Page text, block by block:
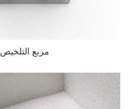
مربع التلخيص